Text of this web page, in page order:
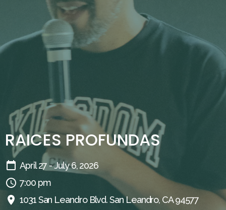
RAICES PROFUNDAS
April 27 - July 6, 2026
7:00 pm
1031 San Leandro Blvd. San Leandro, CA 94577